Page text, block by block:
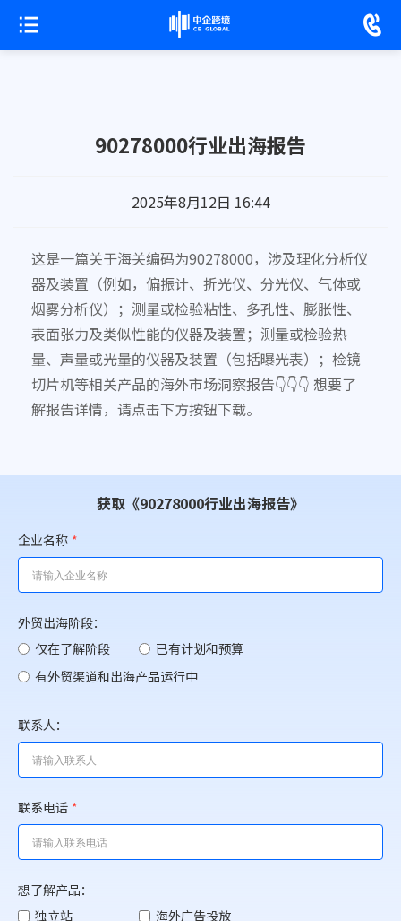
90278000行业出海报告
2025年8月12日 16:44
这是一篇关于海关编码为90278000，涉及理化分析仪
器及装置（例如，偏振计、折光仪、分光仪、气体或
烟雾分析仪）；测量或检验粘性、多孔性、膨胀性、
表面张力及类似性能的仪器及装置；测量或检验热
量、声量或光量的仪器及装置（包括曝光表）；检镜
切片机等相关产品的海外市场洞察报告👇👇👇 想要了
解报告详情，请点击下方按钮下载。
获取《90278000行业出海报告》
企业名称 *
外贸出海阶段：
仅在了解阶段
已有计划和预算
有外贸渠道和出海产品运行中
联系人：
联系电话 *
想了解产品：
独立站
海外广告投放